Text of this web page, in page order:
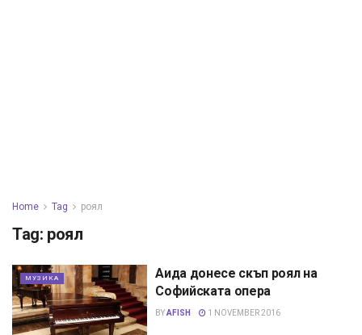
Home Tag роял
Tag: роял
МУЗИКА
Аида донесе скъп роял на
Софийската опера
BYAFISH 1 NOVEMBER 2016